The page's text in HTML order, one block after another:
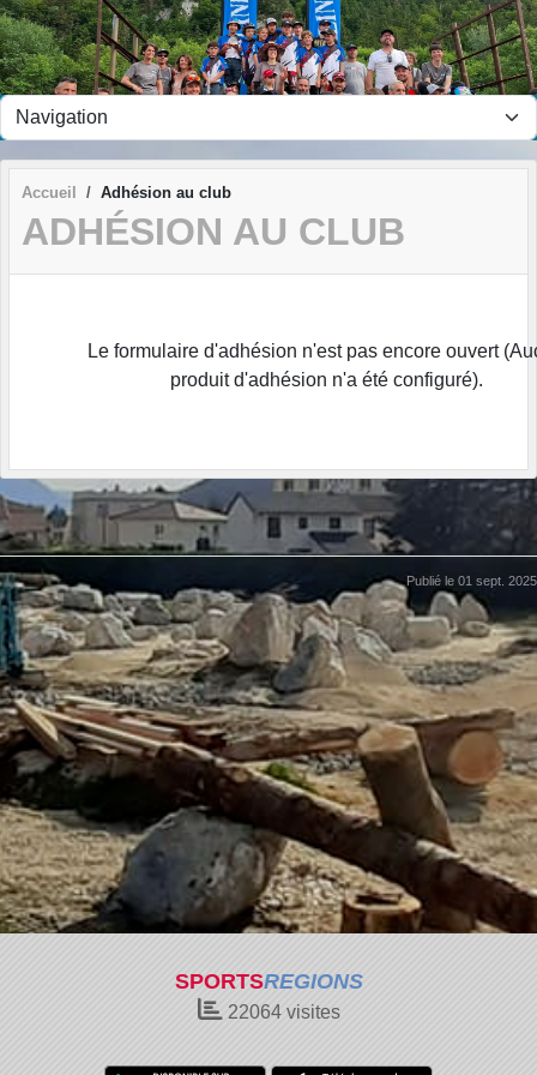
Accueil Adhésion au club
ADHÉSION AU CLUB
Le formulaire d'adhésion n'est pas encore ouvert
produit d'adhésion n'a été configuré).
Publié le 01 sept. 2025
SPORTSREGIONS
22064visites
Panneau de gestion des cookies